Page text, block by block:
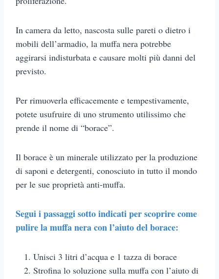
In camera da letto, nascosta sulle pareti o dietro i
mobili dell’armadio, la muffa nera potrebbe
aggirarsi indisturbata e causare molti più danni del
previsto.
Per rimuoverla efficacemente e tempestivamente,
potete usufruire di uno strumento utilissimo che
prende il nome di “borace”.
Il borace è un minerale utilizzato per la produzione
di saponi e detergenti, conosciuto in tutto il mondo
per le sue proprietà anti-muffa.
Segui i passaggi sotto indicati per scoprire come
pulire la muffa nera con l’aiuto del borace:
Unisci 3 litri d’acqua e 1 tazza di borace
Strofina lo soluzione sulla muffa con l’aiuto di